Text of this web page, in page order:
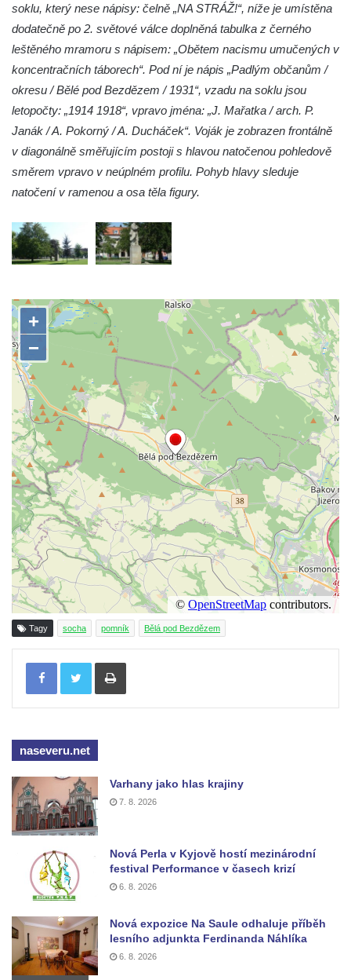
Pomník obětem 1. světové války na
židovském hřbitově v Mostě
Pamětní deska Miroslava Švice na domě
čp. 43 v Lužci nad Vltavou
Pomník obětem 2. světové války v ulici 1.
máje v Lužci nad Vltavou
Pomník obětem válek v ulici 1. máje v Lužci
Hrob Vladislava Neumana v Hostíně u
Vojkovic
Hostíně u Vojkovic
Kenotaf Václava Floriána na hřbitově v
Lužci nad Vltavou
Kenotaf Miloslava Švice na hřbitově v Lužci
nad Vltavou
Hrob Václava Kufnera na hřbitově v Lužci
nad Vltavou
Pomník vojákům Rudé armády na hřbitově
v Lužci nad Vltavou
Pomník Ladislava Sedláčka a Karla Pelce u
silnice severně od Lužce nad Vltavou
Kenotaf Alfeda Harnische na hřbitově v
Hrobčicích
Pomník obětem válek v Hrobčicích
Pomník obětem válek v Mirošovicích
Hrob vojáků Rudé armády na hřbitově v
Račicích
Hrob Jiřího Dovhomilji na hřbitově v
Račicích
Račicích
Hrob Josefa Moravce a Miroslava Moravce
na hřbitově v Dobříni
Pomník obětem válek na hřbitově v Dobříni
Pomník obětem 1. světové války v Lužici
Kenotaf Josefa Matese na hřbitově v Lužici
Pamětní deska Giuseppe Capella na
hřbitově v Lužici
Kenotaf Emila Miksche na hřbitově v Lužici
Kenotaf Antonína Krause na hřbitově v
soklu, který nese nápisy: čelně „NA STRÁŽ!“, níže je umístěna
dodatečně po 2. světové válce doplněná tabulka z černého
leštěného mramoru s nápisem: „Obětem nacismu umučených v
koncentračních táborech“. Pod ní je nápis „Padlým občanům /
okresu / Bělé pod Bezdězem / 1931“, vzadu na soklu jsou
letopočty: „1914 1918“, vpravo jména: „J. Mařatka / arch. P.
Janák / A. Pokorný / A. Ducháček“. Voják je zobrazen frontálně
v diagonálně směřujícím postoji s hlavou natočenou pohledově
směrem vpravo v neúplném profilu. Pohyb hlavy sleduje
natočení v ramenou a osa těla figury.
Tagy socha pomník Bělá pod Bezdězem
Tisknout
naseveru.net
Varhany jako hlas krajiny
7. 8. 2026
Nová Perla v Kyjově hostí mezinárodní
festival Performance v časech krizí
6. 8. 2026
Nová expozice Na Saule odhaluje příběh
lesního adjunkta Ferdinanda Náhlíka
6. 8. 2026